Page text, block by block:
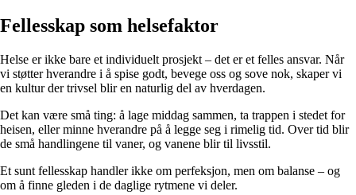
Fellesskap som helsefaktor
Helse er ikke bare et individuelt prosjekt – det er et felles ansvar. Når
vi støtter hverandre i å spise godt, bevege oss og sove nok, skaper vi
en kultur der trivsel blir en naturlig del av hverdagen.
Det kan være små ting: å lage middag sammen, ta trappen i stedet for
heisen, eller minne hverandre på å legge seg i rimelig tid. Over tid blir
de små handlingene til vaner, og vanene blir til livsstil.
Et sunt fellesskap handler ikke om perfeksjon, men om balanse – og
om å finne gleden i de daglige rytmene vi deler.